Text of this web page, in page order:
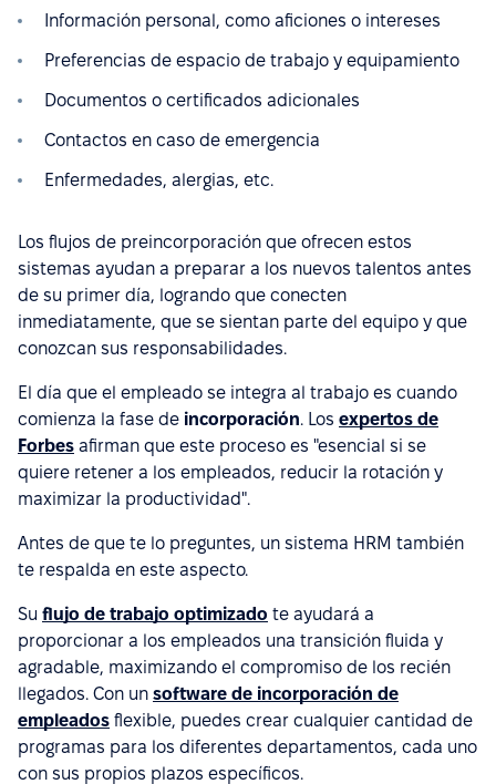
Información personal, como aficiones o intereses
Preferencias de espacio de trabajo y equipamiento
Documentos o certificados adicionales
Contactos en caso de emergencia
Enfermedades, alergias, etc.
Los flujos de preincorporación que ofrecen estos
sistemas ayudan a preparar a los nuevos talentos antes
de su primer día, logrando que conecten
inmediatamente, que se sientan parte del equipo y que
conozcan sus responsabilidades.
El día que el empleado se integra al trabajo es cuando
comienza la fase de incorporación. Los expertos de
Forbes afirman que este proceso es "esencial si se
quiere retener a los empleados, reducir la rotación y
maximizar la productividad".
Antes de que te lo preguntes, un sistema HRM también
te respalda en este aspecto.
Su flujo de trabajo optimizado te ayudará a
proporcionar a los empleados una transición fluida y
agradable, maximizando el compromiso de los recién
llegados. Con un software de incorporación de
empleados flexible, puedes crear cualquier cantidad de
programas para los diferentes departamentos, cada uno
con sus propios plazos específicos.